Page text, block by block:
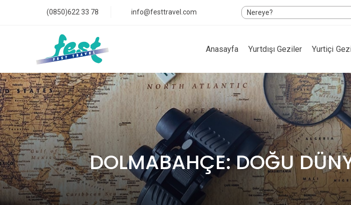
(0850)622 33 78 info@festtravel.com
Anasayfa Yurtdışı Geziler Yurtiçi
DOLMABAHÇE: DOĞU